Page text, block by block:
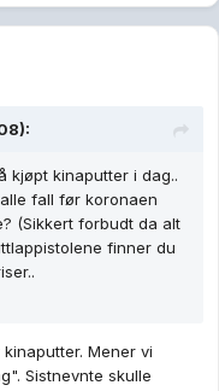
kjøpt kinaputter i dag..
fall før koronaen
(Sikkert forbudt da alt
finner du
Mener vi
Sistnevnte skulle